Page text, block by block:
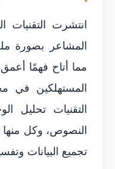
انتشرت
المشاعر بصورة
مما أتاح فهمًا
المستهلكين في
التقنيات تحليل
النصوص، وكل
تجميع البيانات